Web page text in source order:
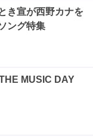
き宣が西野カナを
ング特集
MUSIC DAY